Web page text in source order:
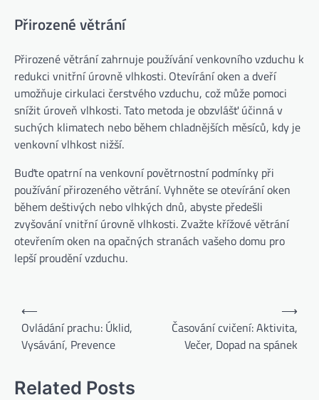
Přirozené větrání
Přirozené větrání zahrnuje používání venkovního vzduchu k
redukci vnitřní úrovně vlhkosti. Otevírání oken a dveří
umožňuje cirkulaci čerstvého vzduchu, což může pomoci
snížit úroveň vlhkosti. Tato metoda je obzvlášť účinná v
suchých klimatech nebo během chladnějších měsíců, kdy je
venkovní vlhkost nižší.
Buďte opatrní na venkovní povětrnostní podmínky při
používání přirozeného větrání. Vyhněte se otevírání oken
během deštivých nebo vlhkých dnů, abyste předešli
zvyšování vnitřní úrovně vlhkosti. Zvažte křížové větrání
otevřením oken na opačných stranách vašeho domu pro
lepší proudění vzduchu.
Post
navigation
⟵
Ovládání prachu: Úklid,
Vysávání, Prevence
Časování cvičení: Aktivita,
Večer, Dopad na spánek
⟶
Related Posts